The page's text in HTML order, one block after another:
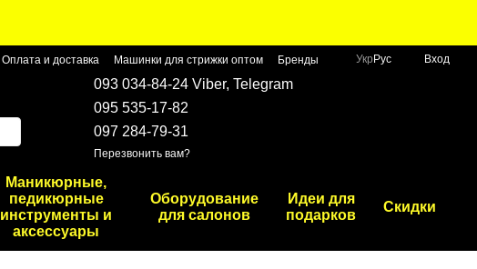
Оплата и доставка Машинки для стрижки оптом Бренды Укр Рус Вход
093 034-84-24 Viber, Telegram
095 535-17-82
097 284-79-31
Перезвонить вам?
Маникюрные,
педикюрные
инструменты и
аксессуары
Оборудование
для салонов
Идеи для
подарков
Скидки